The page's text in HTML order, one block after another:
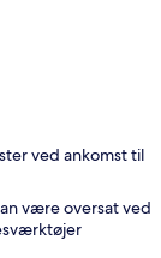
ved ankomst til
være oversat ved